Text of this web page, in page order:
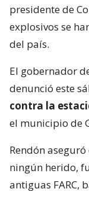
presidente de
explosivos se
del país.
El gobernador
denunció este
contra la
el municipio de
Rendón
ningún herido,
antiguas FARC,